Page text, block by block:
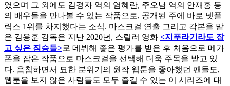
였으며 그 외에도 김경자 역의 염혜란, 주오남 역의 안재홍 등
의 배우들을 만나볼 수 있는 작품으로, 공개된 주에 바로 넷플
릭스 1위를 차지했다는 소식. 마스크걸 연출 그리고 각본을 맡
은 김용훈 감독은 지난 2020년, 스릴러 영화 <지푸라기라도 잡
고 싶은 짐승들>로 데뷔해 좋은 평가를 받은 후 처음으로 메가
폰을 잡은 작품으로 마스크걸을 선택해 더욱 주목을 받고 있
다. 음침하면서 묘한 분위기의 원작 웹툰을 좋아했던 팬들도,
웹툰을 보지 않은 사람들도 모두 즐길 수 있는 이 시리즈에 대